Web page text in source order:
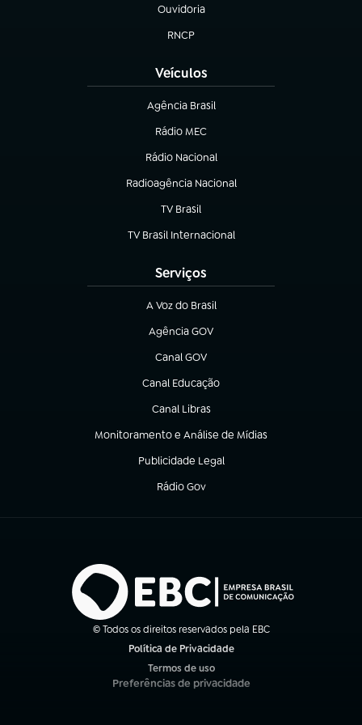
Ouvidoria
(abre em nova aba)
RNCP
(abre em nova aba)
Veículos
Agência Brasil
(abre em nova aba)
Rádio MEC
(abre em nova aba)
Rádio Nacional
Radioagência Nacional
(abre em nova aba)
TV Brasil
(abre em nova aba)
TV Brasil Internacional
(abre em nova aba)
Serviços
A Voz do Brasil
(abre em nova aba)
Agência GOV
(abre em nova aba)
Canal GOV
(abre em nova aba)
Canal Educação
(abre em nova aba)
Canal Libras
(abre em nova aba)
Monitoramento e Análise de Mídias
(abre em nova aba)
Publicidade Legal
(abre em nova aba)
Rádio Gov
(abre em nova aba)
© Todos os direitos reservados pela EBC
Política de Privacidade
Termos de uso
(abre em nova aba)
Preferências de privacidade